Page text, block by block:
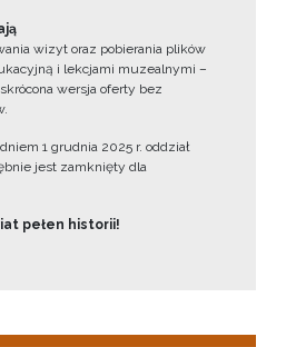
wizyt oraz pobierania plików
i lekcjami muzealnymi –
wersja oferty bez
1 grudnia 2025 r. oddział
jest zamknięty dla
pełen historii!